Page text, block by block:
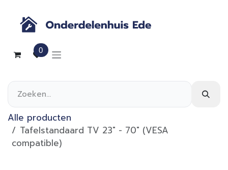
0
Alle producten
Tafelstandaard TV 23" - 70" (VESA
compatible)